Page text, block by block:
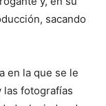
sacando
en la que se le
las fotografías